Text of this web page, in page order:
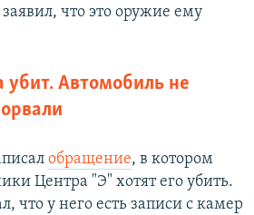
что это оружие ему
убит. Автомобиль не
обращение, в котором
Центра "Э" хотят его убить.
что у него есть записи с камер